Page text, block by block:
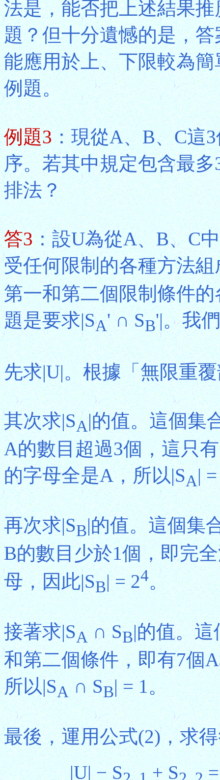
法是，能否把上述結果推
題？但十分遺憾的是，
能應用於上、下限較為
例題。
例題3：現從A、B、C這
序。若其中規定包含最
排法？
答3：設U為從A、B、C
受任何限制的各種方法組
第一和第二個限制條件
題是要求|SA' ∩ SB'|。我
先求|U|。根據「無限重
其次求|SA|的值。這個集
A的數目超過3個，這只
的字母全是A，所以|SA|
再次求|SB|的值。這個集
B的數目少於1個，即完
母，因此|SB| = 24。
接著求|SA∩ SB|的值。
和第二個條件，即有7個
所以|SA∩ SB| = 1。
最後，運用公式(2)，求
|U| − S
+ S
=